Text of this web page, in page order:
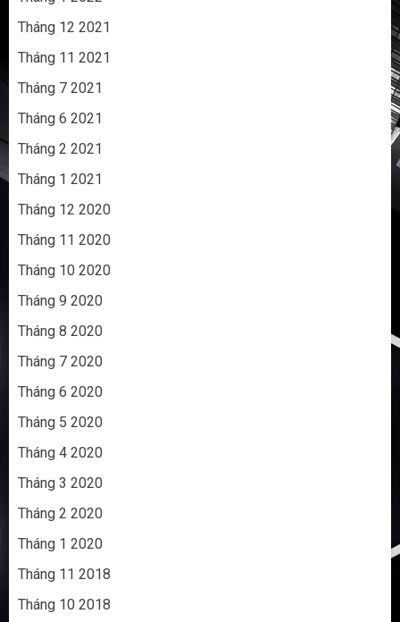
Tháng 12 2021
Tháng 11 2021
Tháng 7 2021
Tháng 6 2021
Tháng 2 2021
Tháng 1 2021
Tháng 12 2020
Tháng 11 2020
Tháng 10 2020
Tháng 9 2020
Tháng 8 2020
Tháng 7 2020
Tháng 6 2020
Tháng 5 2020
Tháng 4 2020
Tháng 3 2020
Tháng 2 2020
Tháng 1 2020
Tháng 11 2018
Tháng 10 2018